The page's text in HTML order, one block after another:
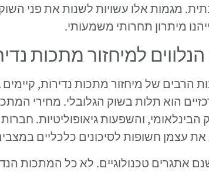
מגמות אלו עשויות לשנות את פני
מיתרון תחרותי משמעותי.
הנלווים למיחזור מתכות
הרבים של מיחזור מתכות נדירות,
הוא תלות בשוק הגלובלי. מחירי
הבינלאומי, והשפעות גיאופוליטיות.
את עצמן חשופות לסיכונים כלכליים
אתגרים טכנולוגיים. לא כל המתכות